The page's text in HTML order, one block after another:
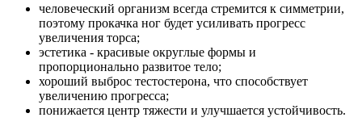
человеческий организм всегда стремится к симметрии,
поэтому прокачка ног будет усиливать прогресс
увеличения торса;
эстетика - красивые округлые формы и
пропорционально развитое тело;
хороший выброс тестостерона, что способствует
увеличению прогресса;
понижается центр тяжести и улучшается устойчивость.